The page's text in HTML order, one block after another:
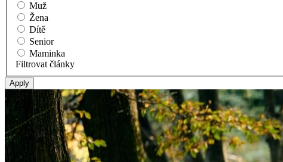
Muž
Žena
Dítě
Senior
Maminka
Filtrovat články